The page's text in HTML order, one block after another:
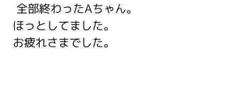
全部終わったAちゃん。
ほっとしてました。
お疲れさまでした。